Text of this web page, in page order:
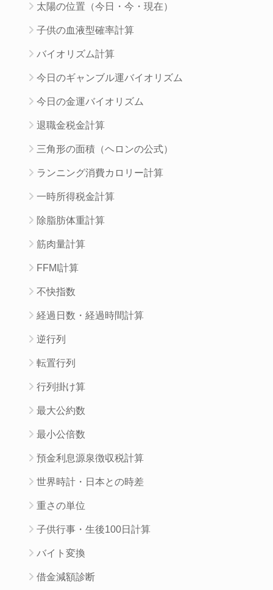
太陽の位置（今日・今・現在）
子供の血液型確率計算
バイオリズム計算
今日のギャンブル運バイオリズム
今日の金運バイオリズム
退職金税金計算
三角形の面積（ヘロンの公式）
ランニング消費カロリー計算
一時所得税金計算
除脂肪体重計算
筋肉量計算
FFMI計算
不快指数
経過日数・経過時間計算
逆行列
転置行列
行列掛け算
最大公約数
最小公倍数
預金利息源泉徴収税計算
世界時計・日本との時差
重さの単位
子供行事・生後100日計算
バイト変換
借金減額診断